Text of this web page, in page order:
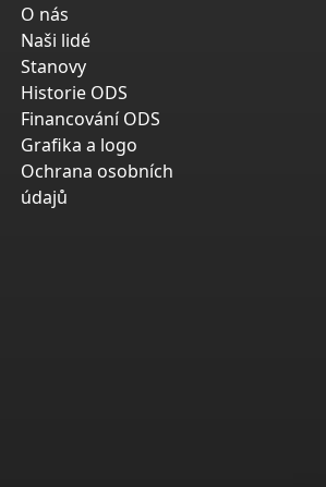
O nás
Naši lidé
Stanovy
Historie ODS
Financování ODS
Grafika a logo
Ochrana osobních
údajů